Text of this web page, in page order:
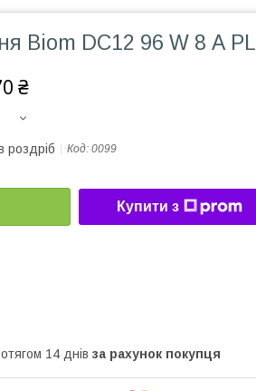
Biom DC12 96 W 8 А PL
₴
роздріб Код: 0099
Купити з
14 днів за рахунок покупця